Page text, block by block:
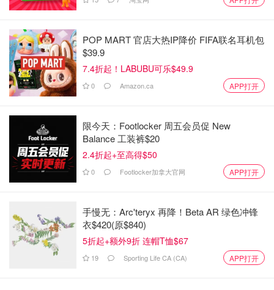
POP MART 官店大热IP降价 FIFA联名耳机包
$39.9
7.4折起！LABUBU可乐$49.9
0 Amazon.ca APP打开
限今天：Footlocker 周五会员促 New
Balance 工装裤$20
2.4折起+至高得$50
0 Footlocker加拿大官网 APP打开
手慢无：Arc'teryx 再降！Beta AR 绿色冲锋
衣$420(原$840)
5折起+额外9折 连帽T恤$67
19 Sporting Life CA (CA) APP打开